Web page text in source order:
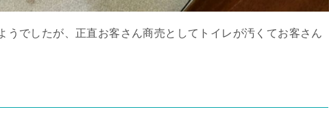
うでしたが、正直お客さん商売としてトイレが汚くてお客さん